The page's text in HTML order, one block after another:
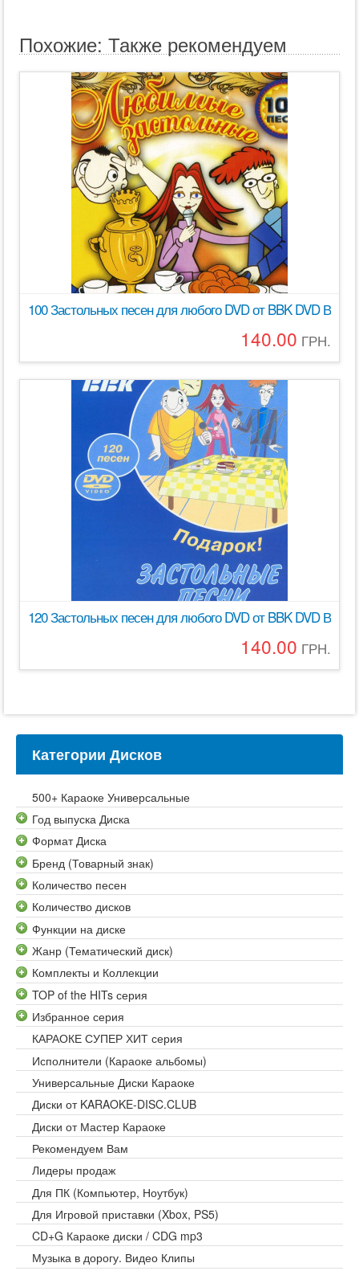
Похожие: Также рекомендуем
100 Застольных песен для любого DVD от BBK DVD
140.00 ГРН.
120 Застольных песен для любого DVD от BBK DVD
140.00 ГРН.
Категории Дисков
500+ Караоке Универсальные
Год выпуска Диска
Формат Диска
Бренд (Товарный знак)
Количество песен
Количество дисков
Функции на диске
Жанр (Тематический диск)
Комплекты и Коллекции
TOP of the HITs серия
Избранное серия
КАРАОКЕ СУПЕР ХИТ серия
Исполнители (Караоке альбомы)
Универсальные Диски Караоке
Диски от KARAOKE-DISC.CLUB
Диски от Мастер Караоке
Рекомендуем Вам
Лидеры продаж
Для ПК (Компьютер, Ноутбук)
Для Игровой приставки (Xbox, PS5)
CD+G Караоке диски / CDG mp3
Музыка в дорогу. Видео Клипы